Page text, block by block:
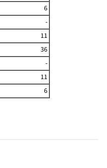
6
-
11
36
-
11
6